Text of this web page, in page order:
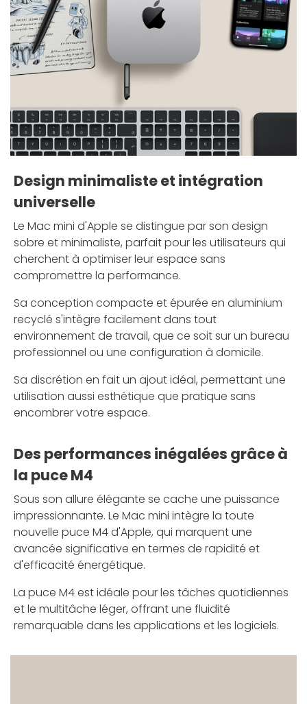
Design minimaliste et intégration
universelle
Le Mac mini d'Apple se distingue par son design
sobre et minimaliste, parfait pour les utilisateurs qui
cherchent à optimiser leur espace sans
compromettre la performance.
Sa conception compacte et épurée en aluminium
recyclé s'intègre facilement dans tout
environnement de travail, que ce soit sur un bureau
professionnel ou une configuration à domicile.
Sa discrétion en fait un ajout idéal, permettant une
utilisation aussi esthétique que pratique sans
encombrer votre espace.
Des performances inégalées grâce à
la puce M4
Sous son allure élégante se cache une puissance
impressionnante. Le Mac mini intègre la toute
nouvelle puce M4 d'Apple, qui marquent une
avancée significative en termes de rapidité et
d'efficacité énergétique.
La puce M4 est idéale pour les tâches quotidiennes
et le multitâche léger, offrant une fluidité
remarquable dans les applications et les logiciels.